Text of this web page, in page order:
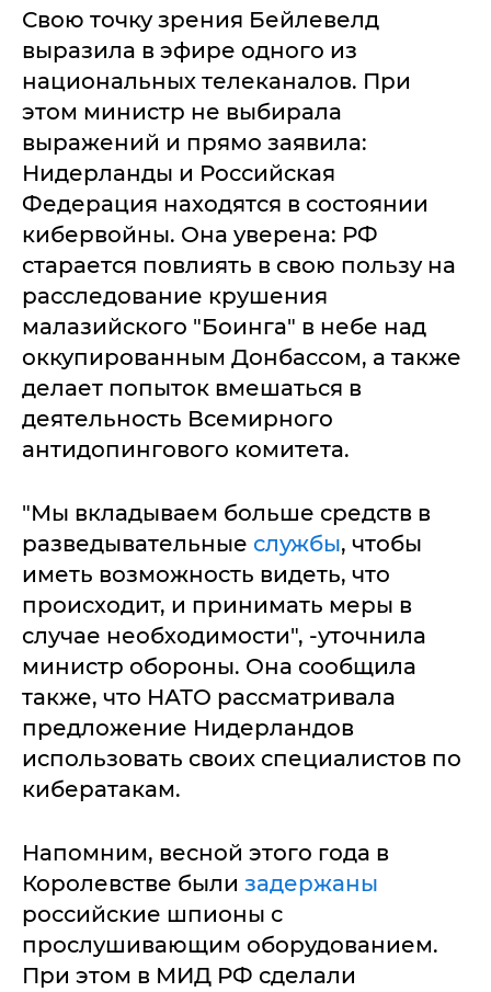
Свою точку зрения Бейлевелд
выразила в эфире одного из
национальных телеканалов. При
этом министр не выбирала
выражений и прямо заявила:
Нидерланды и Российская
Федерация находятся в состоянии
кибервойны. Она уверена: РФ
старается повлиять в свою пользу на
расследование крушения
малазийского "Боинга" в небе над
оккупированным Донбассом, а также
делает попыток вмешаться в
деятельность Всемирного
антидопингового комитета.
"Мы вкладываем больше средств в
разведывательные службы, чтобы
иметь возможность видеть, что
происходит, и принимать меры в
случае необходимости", -уточнила
министр обороны. Она сообщила
также, что НАТО рассматривала
предложение Нидерландов
использовать своих специалистов по
кибератакам.
Напомним, весной этого года в
Королевстве были задержаны
российские шпионы с
прослушивающим оборудованием.
При этом в МИД РФ сделали